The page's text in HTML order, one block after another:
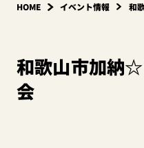
HOME イベント情報 和
和歌山市加納
会